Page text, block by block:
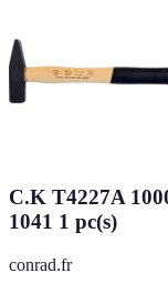
C.K T4227A
1041 1 pc(s)
conrad.fr